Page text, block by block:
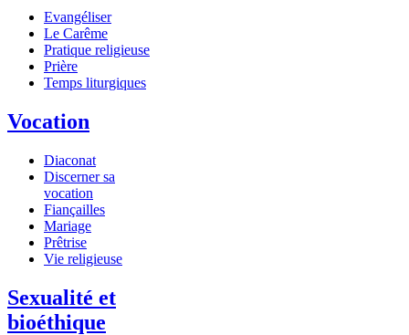
Evangéliser
Le Carême
Pratique religieuse
Prière
Temps liturgiques
Vocation
Diaconat
Discerner sa
vocation
Fiançailles
Mariage
Prêtrise
Vie religieuse
Sexualité et
bioéthique